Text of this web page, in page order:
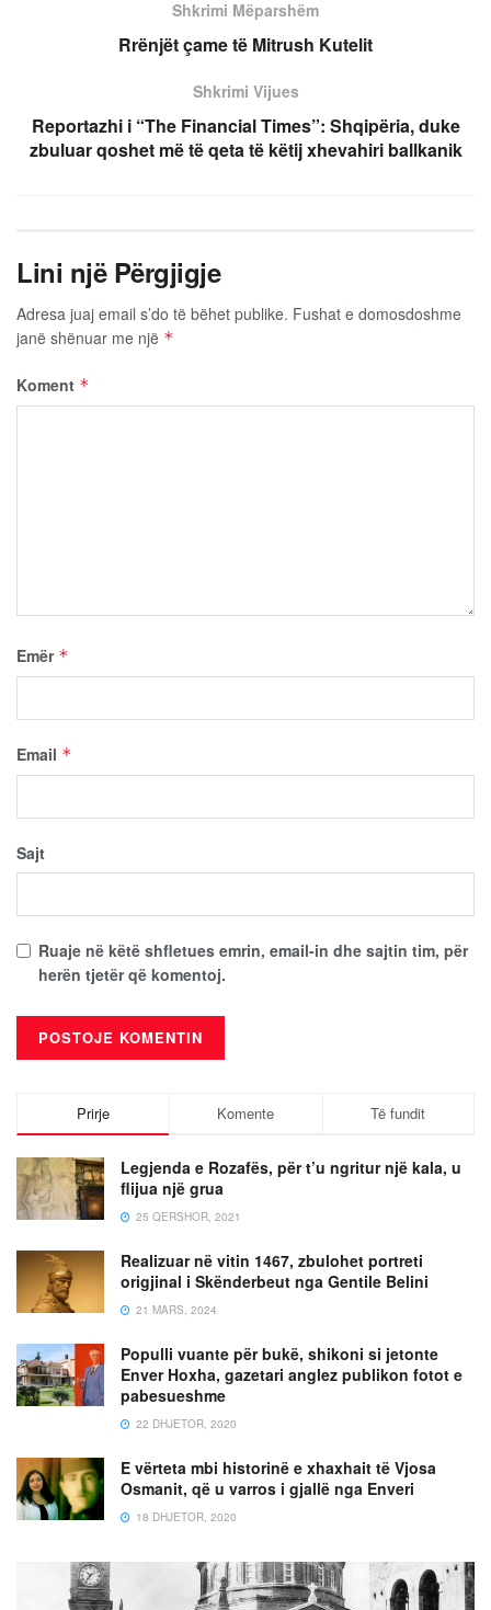
Shkrimi Mëparshëm
Rrënjët çame të Mitrush Kutelit
Shkrimi Vijues
Reportazhi i “The Financial Times”: Shqipëria, duke
zbuluar qoshet më të qeta të këtij xhevahiri ballkanik
Lini një Përgjigje
Adresa juaj email s’do të bëhet publike. Fushat e domosdoshme
janë shënuar me një *
Koment *
Emër *
Email *
Sajt
Ruaje në këtë shfletues emrin, email-in dhe sajtin tim, për
herën tjetër që komentoj.
Prirje Komente Të fundit
Legjenda e Rozafës, për t’u ngritur një kala, u
flijua një grua
25 QERSHOR, 2021
Realizuar në vitin 1467, zbulohet portreti
origjinal i Skënderbeut nga Gentile Belini
21 MARS, 2024
Populli vuante për bukë, shikoni si jetonte
Enver Hoxha, gazetari anglez publikon fotot e
pabesueshme
22 DHJETOR, 2020
E vërteta mbi historinë e xhaxhait të Vjosa
Osmanit, që u varros i gjallë nga Enveri
18 DHJETOR, 2020